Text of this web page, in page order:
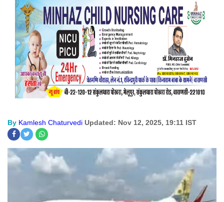
By Kamlesh Chaturvedi Updated: Nov 12, 2025, 19:11 IST